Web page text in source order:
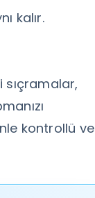
kalır.
sıçramalar,
kontrollü ve